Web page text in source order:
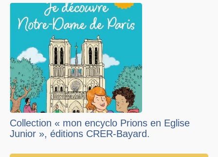
Collection « mon encyclo Prions en Eglise
Junior », éditions CRER-Bayard.